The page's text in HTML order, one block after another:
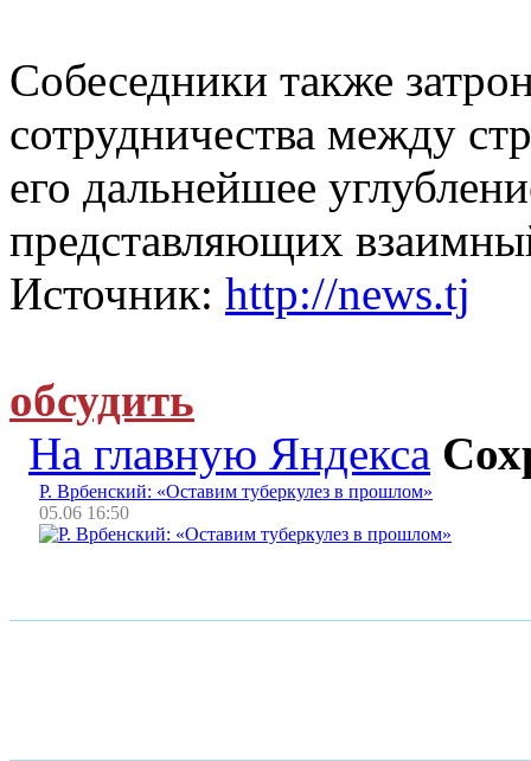
Собеседники также
сотрудничества между
его дальнейшее
представляющих
Источник: http://news.tj
обсудить
На главную Яндекса
Р. Врбенский: «Оставим туберкулез в прошлом»
05.06 16:50